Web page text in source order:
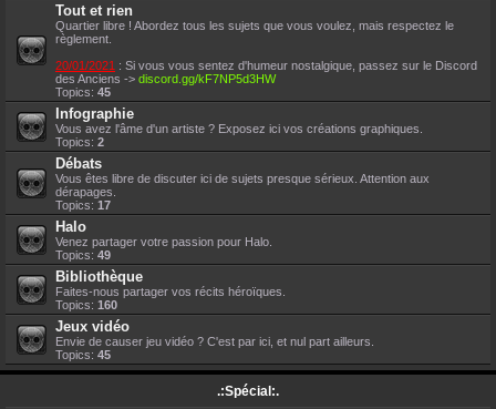
Tout et rien
Quartier libre ! Abordez tous les sujets que vous voulez, mais respectez le
règlement.
20/01/2021 : Si vous vous sentez d'humeur nostalgique, passez sur le Discord
des Anciens -> discord.gg/kF7NP5d3HW
Topics: 45
Infographie
Vous avez l'âme d'un artiste ? Exposez ici vos créations graphiques.
Topics: 2
Débats
Vous êtes libre de discuter ici de sujets presque sérieux. Attention aux
dérapages.
Topics: 17
Halo
Venez partager votre passion pour Halo.
Topics: 49
Bibliothèque
Faites-nous partager vos récits héroïques.
Topics: 160
Jeux vidéo
Envie de causer jeu vidéo ? C'est par ici, et nul part ailleurs.
Topics: 45
.:Spécial:.